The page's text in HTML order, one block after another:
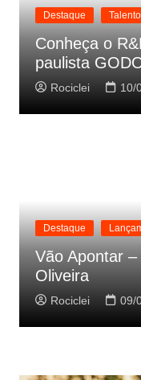
Destaque
Conheça o
paulista
Rociclei 10/
Destaque
Vão Apontar
Oliveira
Rociclei 09/